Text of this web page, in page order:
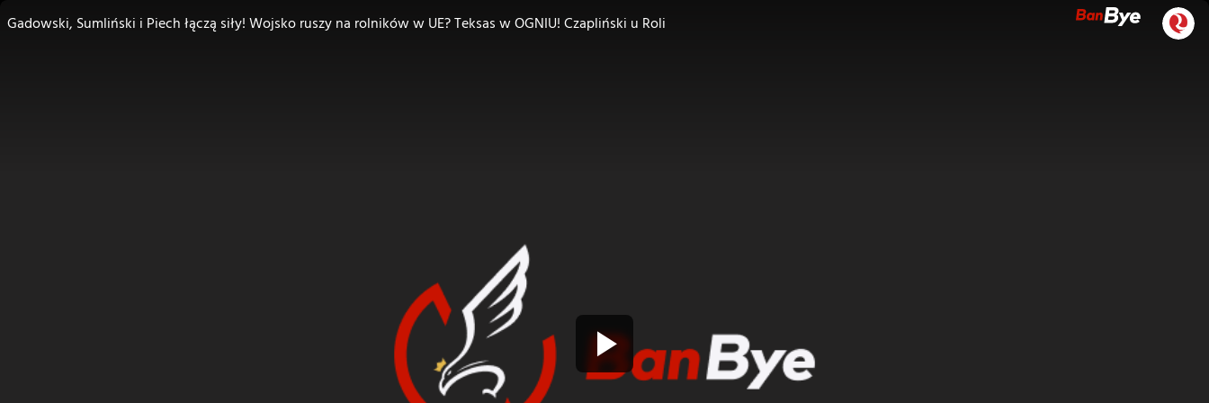
Gadowski, Sumliński i Piech łączą siły! Wojsko ruszy na rolników w UE? Teksas w OGNIU! Czapliński u Roli